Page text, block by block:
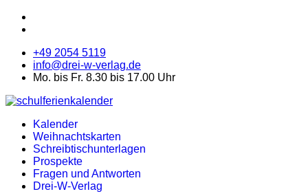
+49 2054 5119
info@drei-w-verlag.de
Mo. bis Fr. 8.30 bis 17.00 Uhr
Kalender
Weihnachtskarten
Schreibtischunterlagen
Prospekte
Fragen und Antworten
Drei-W-Verlag